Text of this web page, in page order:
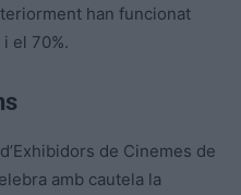
han funcionat
el 70%.
de Cinemes de
amb cautela la